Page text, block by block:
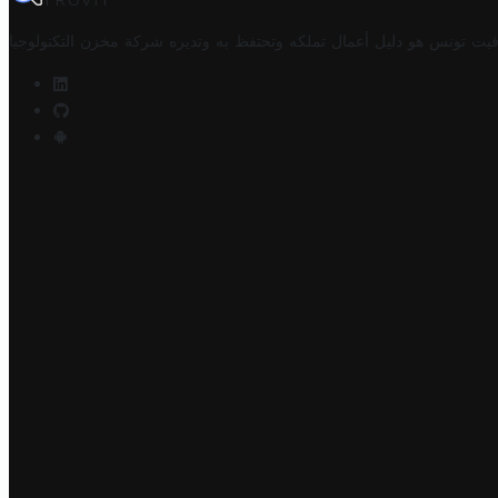
تونس هو دليل أعمال تملكه وتحتفظ به وتديره شركة مخزن التكنولوجيا